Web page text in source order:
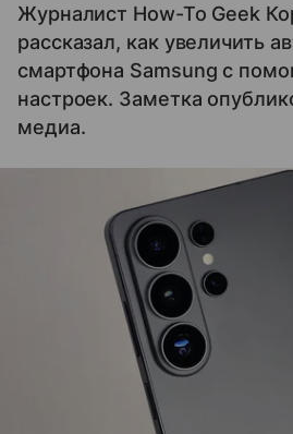
Журналист How-To Geek
рассказал, как увеличить
смартфона Samsung с
настроек. Заметка
медиа.